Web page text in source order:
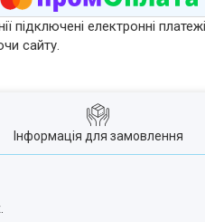
підключені електронні
сайту.
Інформація для замовлення